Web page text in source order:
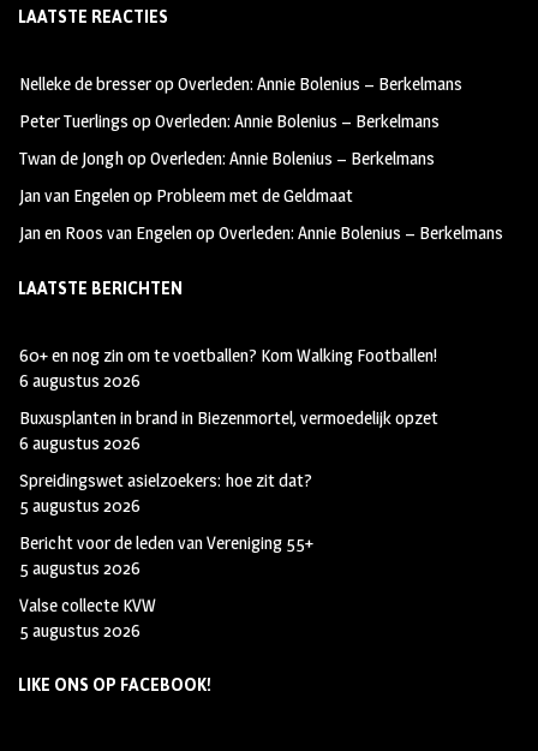
b
oo
k
ag
m
tt
LAATSTE REACTIES
Nelleke de bresseropOverleden: Annie Bolenius – Berkelmans
Peter Tuerlings opOverleden: Annie Bolenius – Berkelmans
Twan de JonghopOverleden: Annie Bolenius – Berkelmans
Jan van Engelenop Probleem met de Geldmaat
Jan en Roos van EngelenopOverleden: Annie Bolenius – Berkelmans
LAATSTE BERICHTEN
60+ en nog zin om te voetballen? Kom Walking Footballen!
6 augustus 2026
Buxusplanten in brand in Biezenmortel, vermoedelijk opzet
6 augustus 2026
Spreidingswet asielzoekers: hoe zit dat?
5 augustus 2026
Bericht voor de leden van Vereniging 55+
5 augustus 2026
Valse collecte KVW
5 augustus 2026
LIKE ONS OP FACEBOOK!